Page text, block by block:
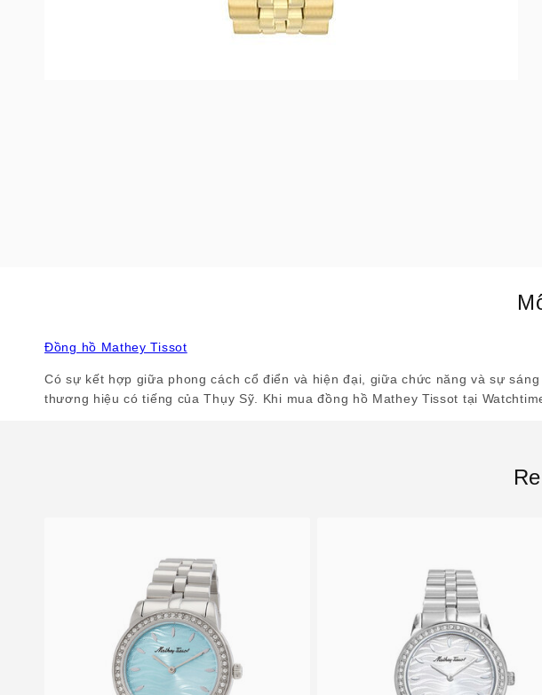
Đồng hồ Mathey Tissot
Có sự kết hợp giữa phong cách cổ điển và hiện đại, giữa chức năng và sự
thương hiệu có tiếng của Thụy Sỹ. Khi mua đồng hồ Mathey Tissot tại